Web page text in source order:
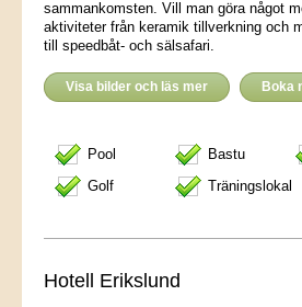
sammankomsten. Vill man göra något
aktiviteter från keramik tillverkning och
till speedbåt- och sälsafari.
Visa bilder och läs mer Boka
Pool Bastu
Golf
Träningslokal
Hotell Erikslund